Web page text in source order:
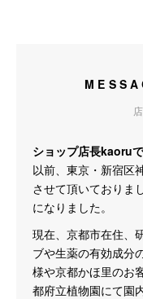
ショップ店長kaoru
以前、東京・新宿区
させて頂いておりま
になりました。
現在、京都市在住、
ブや生薬の有効成分
様や京都かほ里のお
都府立植物園にて園